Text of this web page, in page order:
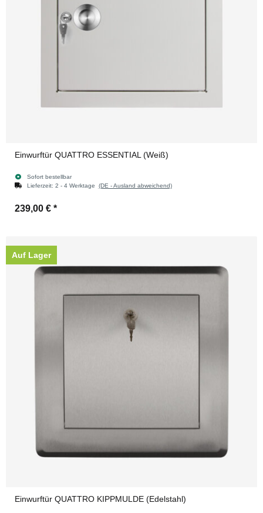
Einwurftür QUATTRO ESSENTIAL (Weiß)
Sofort bestellbar
Lieferzeit: 2 - 4 Werktage (DE - Ausland abweichend)
239,00 € *
Auf Lager
Einwurftür QUATTRO KIPPMULDE (Edelstahl)